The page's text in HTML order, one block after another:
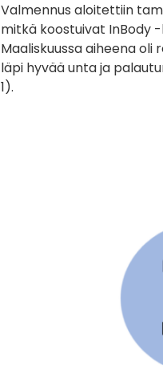
Valmennus aloitettiin
mitkä koostuivat InBody
Maaliskuussa aiheena
läpi hyvää unta ja
1).